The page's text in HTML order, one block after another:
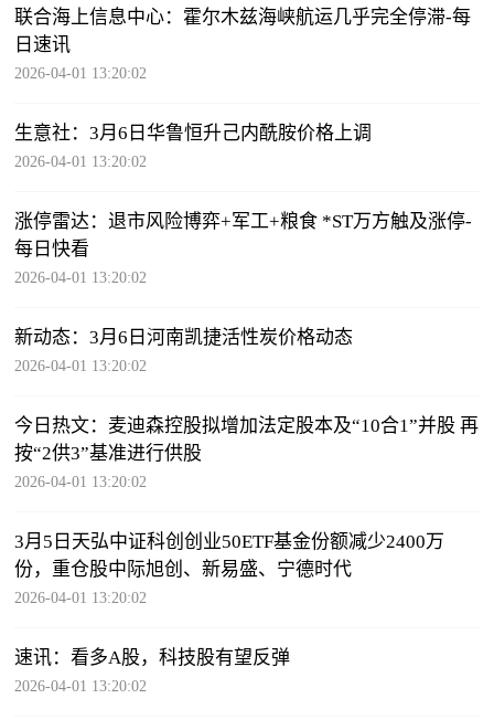
联合海上信息中心：霍尔木兹海峡航运几乎完全停滞-每
日速讯
2026-04-01 13:20:02
生意社：3月6日华鲁恒升己内酰胺价格上调
2026-04-01 13:20:02
涨停雷达：退市风险博弈+军工+粮食 *ST万方触及涨停-
每日快看
2026-04-01 13:20:02
新动态：3月6日河南凯捷活性炭价格动态
2026-04-01 13:20:02
今日热文：麦迪森控股拟增加法定股本及“10合1”并股 再
按“2供3”基准进行供股
2026-04-01 13:20:02
3月5日天弘中证科创创业50ETF基金份额减少2400万
份，重仓股中际旭创、新易盛、宁德时代
2026-04-01 13:20:02
速讯：看多A股，科技股有望反弹
2026-04-01 13:20:02